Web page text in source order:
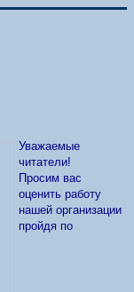
Уважаемые
читатели!
Просим вас
оценить работу
нашей организации
пройдя по